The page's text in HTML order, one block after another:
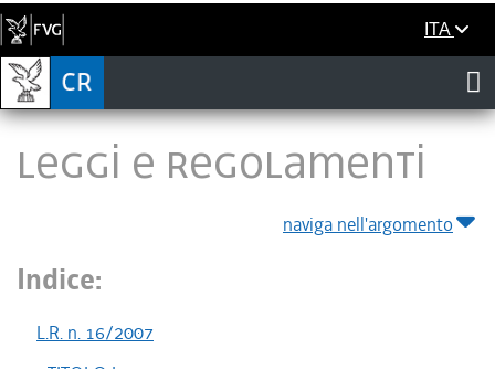
ITA
LEGGI E REGOLAMENTI
naviga nell'argomento
Indice:
L.R. n. 16/2007